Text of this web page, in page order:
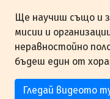
Ще научиш също и
мисии и
неравностойно
бъдеш един от
Гледай видеото